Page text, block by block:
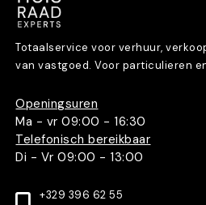
Totaalservice voor verhuur,
van vastgoed. Voor particulieren
Openingsuren
Ma - vr 09:00 - 16:30
Telefonisch bereikbaar
Di - Vr 09:00 - 13:00
+329 396 62 55